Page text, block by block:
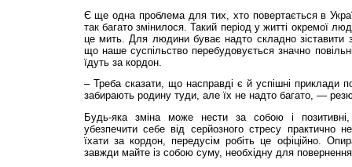
Є ще одна проблема для тих, хто повертається в
так багато змінилося. Такий період у житті окремої
це мить. Для людини буває надто складно зіставити
що наше суспільство перебудовується значно
їдуть за кордон.
– Треба сказати, що насправді є й успішні приклади
забирають родину туди, але їх не надто багато, —
Будь-яка зміна може нести за собою і позитивні,
убезпечити себе від серйозного стресу практично
їхати за кордон, передусім робіть це офіційно.
завжди майте із собою суму, необхідну для